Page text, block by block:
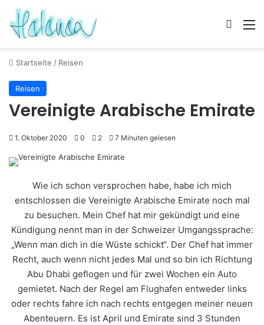
Skin
Startseite / Reisen
Reisen
Vereinigte Arabische Emirate
1. Oktober 2020 0 2 7 Minuten gelesen
Wie ich schon versprochen habe, habe ich mich
entschlossen die Vereinigte Arabische Emirate noch mal
zu besuchen. Mein Chef hat mir gekündigt und eine
Kündigung nennt man in der Schweizer Umgangssprache:
„Wenn man dich in die Wüste schickt“. Der Chef hat immer
Recht, auch wenn nicht jedes Mal und so bin ich Richtung
Abu Dhabi geflogen und für zwei Wochen ein Auto
gemietet. Nach der Regel am Flughafen entweder links
oder rechts fahre ich nach rechts entgegen meiner neuen
Abenteuern. Es ist April und Emirate sind 3 Stunden